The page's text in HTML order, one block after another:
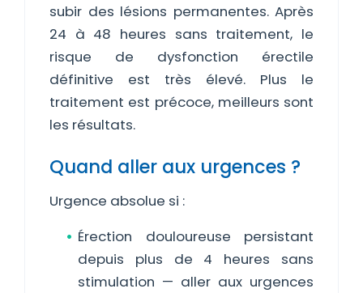
subir des lésions permanentes. Après
24 à 48 heures sans traitement, le
risque de dysfonction érectile
définitive est très élevé. Plus le
traitement est précoce, meilleurs sont
les résultats.
Quand aller aux urgences ?
Urgence absolue si :
Érection douloureuse persistant
depuis plus de 4 heures sans
stimulation — aller aux urgences